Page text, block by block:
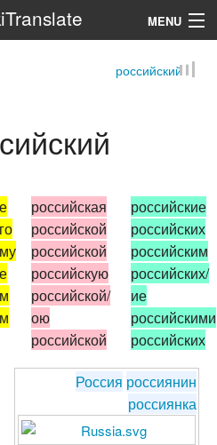
MENU
российский
российская
российской
российской
российскую
российской/
ою
российской
российские
российских
российским
российских/
ие
российскими
российских
Россия россиянин
россиянка